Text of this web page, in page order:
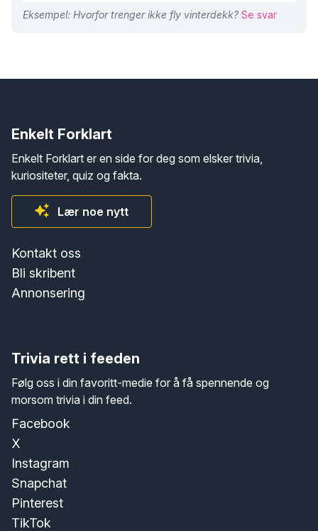
Eksempel: Hvorfor trenger ikke fly vinterdekk? Se svar
Enkelt Forklart
Enkelt Forklart er en side for deg som elsker trivia,
kuriositeter, quiz og fakta.
Lær noe nytt
Kontakt oss
Bli skribent
Annonsering
Trivia rett i feeden
Følg oss i din favoritt-medie for å få spennende og
morsom trivia i din feed.
Facebook
X
Instagram
Snapchat
Pinterest
TikTok